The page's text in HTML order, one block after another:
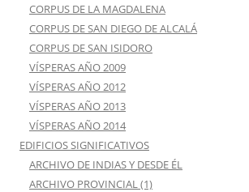
CORPUS DE LA MAGDALENA
CORPUS DE SAN DIEGO DE ALCALÁ
CORPUS DE SAN ISIDORO
VÍSPERAS AÑO 2009
VÍSPERAS AÑO 2012
VÍSPERAS AÑO 2013
VÍSPERAS AÑO 2014
EDIFICIOS SIGNIFICATIVOS
ARCHIVO DE INDIAS Y DESDE ÉL
ARCHIVO PROVINCIAL (1)